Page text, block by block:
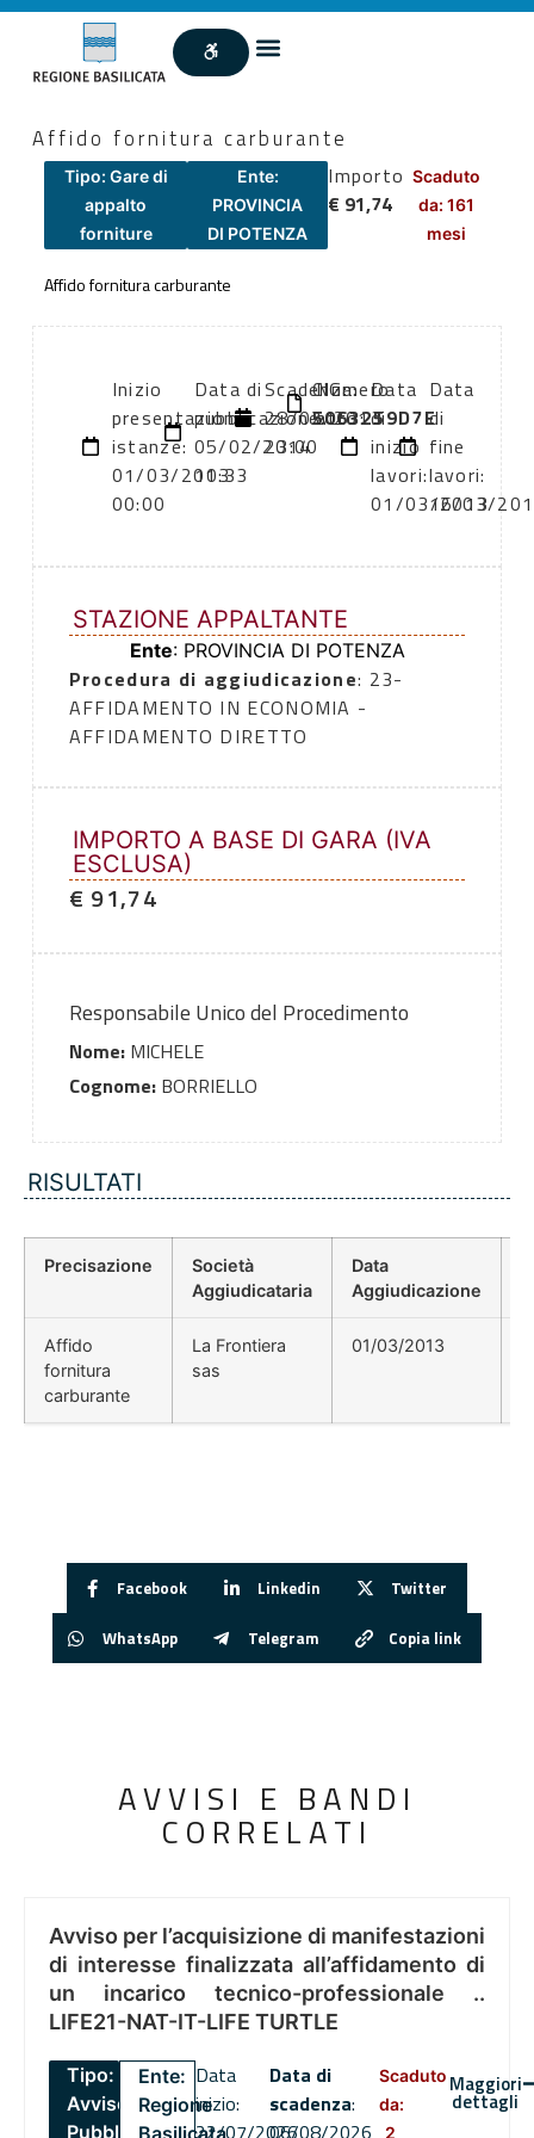
Affido fornitura carburante
Tipo: Gare di
appalto
forniture
Ente:
PROVINCIA
DI POTENZA
Importo
€ 91,74
Scaduto
da: 161
mesi
Affido fornitura carburante
Inizio
presentazione
istanze:
01/03/2013
00:00
Data di
pubblicazione:
05/02/2014
10:33
Scadenza:
28/02/2013
23:00
Numero
atto:
CIG:
5063259D7E
Data
di
inizio
lavori:
01/03/2013
Data
di
fine
lavori:
16/03/
STAZIONE APPALTANTE
Ente: PROVINCIA DI POTENZA
Procedura di aggiudicazione: 23-
AFFIDAMENTO IN ECONOMIA -
AFFIDAMENTO DIRETTO
IMPORTO A BASE DI GARA (IVA
ESCLUSA)
€ 91,74
Responsabile Unico del Procedimento
Nome:MICHELE
Cognome:BORRIELLO
RISULTATI
Precisazione
Società
Aggiudicataria
Data
Aggiudicazione
Affido
fornitura
carburante
La Frontiera
sas
01/03/2013
Facebook Linkedin Twitter
WhatsApp Telegram Copia link
AVVISI E BANDI
CORRELATI
Avviso per l’acquisizione di manifestazioni
di interesse finalizzata all’affidamento di
un incarico tecnico-professionale ..
LIFE21-NAT-IT-LIFE TURTLE
Tipo:
Avviso
Pubblico
Ente:
Regione
Data
inizio:
Data di
scadenza:
Scaduto
da:
2
Maggiori
dettagli